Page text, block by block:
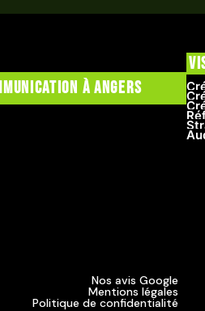
à Angers
Nos avis Google
Mentions légales
Politique de confidentialité